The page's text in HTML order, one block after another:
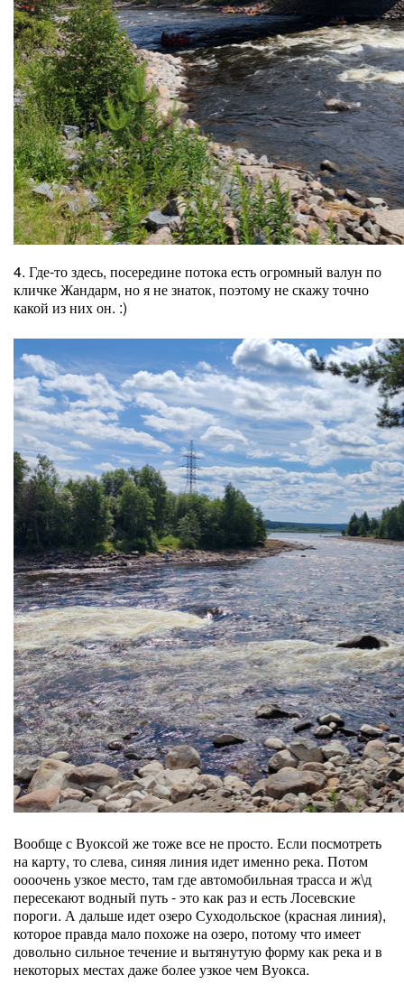
4. Где-то здесь, посередине потока есть огромный валун по
кличке Жандарм, но я не знаток, поэтому не скажу точно
какой из них он. :)
Вообще с Вуоксой же тоже все не просто. Если посмотреть
на карту, то слева, синяя линия идет именно река. Потом
оооочень узкое место, там где автомобильная трасса и ж\д
пересекают водный путь - это как раз и есть Лосевские
пороги. А дальше идет озеро Суходольское (красная линия),
которое правда мало похоже на озеро, потому что имеет
довольно сильное течение и вытянутую форму как река и в
некоторых местах даже более узкое чем Вуокса.